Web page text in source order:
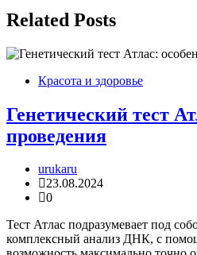
Related Posts
Красота и здоровье
Генетический тест
проведения
urukaru
23.08.2024
0
Тест Атлас подразумевает под
комплексный анализ ДНК, с